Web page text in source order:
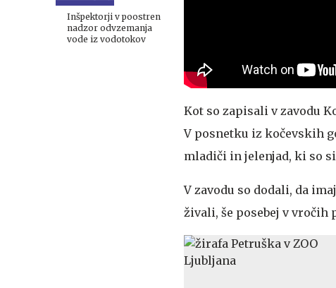
Inšpektorji v poostren
nadzor odvzemanja
vode iz vodotokov
Kot so zapisali v zavodu
V posnetku iz kočevskih
mladiči in jelenjad, ki so
V zavodu so dodali, da
živali, še posebej v vročih